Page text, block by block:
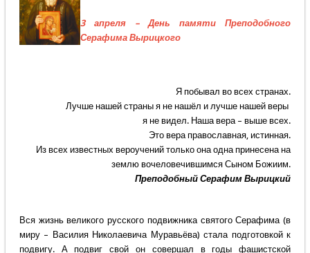
3 апреля – День памяти Преподобного
Серафима Вырицкого
Я побывал во всех странах.
Лучше нашей страны я не нашёл и лучше нашей веры
я не видел. Наша вера – выше всех.
Это вера православная, истинная.
Из всех известных вероучений только она одна принесена на
землю вочеловечившимся Сыном Божиим.
Преподобный Серафим Вырицкий
Вся жизнь великого русского подвижника святого Серафима (в
миру – Василия Николаевича Муравьёва) стала подготовкой к
подвигу. А подвиг свой он совершал в годы фашистской